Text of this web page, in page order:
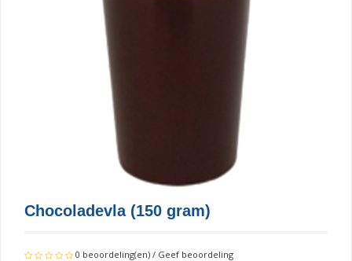
Chocoladevla (150 gram)
0 beoordeling(en) / Geef beoordeling